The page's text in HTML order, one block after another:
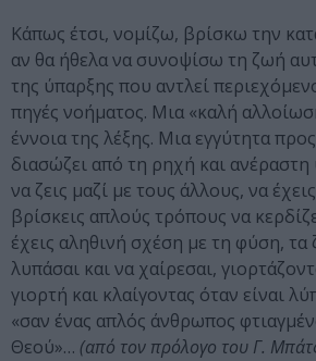
Κάπως έτσι, νομίζω, βρίσκω την
αν θα ήθελα να συνοψίσω τη ζωή
της ύπαρξης που αντλεί
πηγές νοήματος. Μια «καλή
έννοια της λέξης. Μια εγγύτητα
διασώζει από τη ρηχή και
να ζεις μαζί με τους άλλους, να
βρίσκεις απλούς τρόπους να
έχεις αληθινή σχέση με τη φύση, τα
λυπάσαι και να χαίρεσαι,
γιορτή και κλαίγοντας όταν είναι
«σαν ένας απλός άνθρωπος
Θεού»… (από τον πρόλογο του Γ.